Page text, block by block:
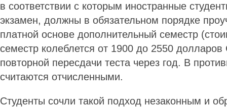
в соответствии с которым иностранные
экзамен, должны в обязательном порядке
платной основе дополнительный семестр
семестр колеблется от 1900 до 2550
повторной пересдачи теста через год. В
считаются отчисленными.
Студенты сочли такой подход незаконным и